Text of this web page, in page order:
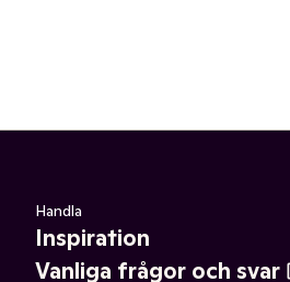
Handla
Inspiration
Vanliga frågor och svar